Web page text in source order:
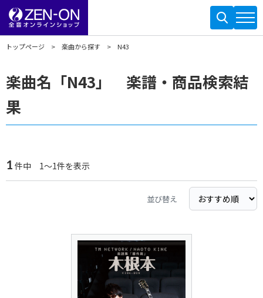
トップページ 楽曲から探す N43
楽曲名「N43」 楽譜・商品検索結
果
1 件中 1～1件を表示
並び替え